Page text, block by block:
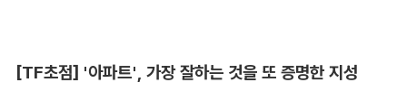
[TF초점] '아파트', 가장 잘하는 것을 또 증명한 지성